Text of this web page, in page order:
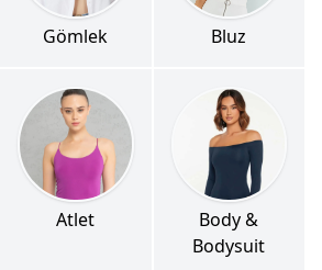
Gömlek Bluz
Atlet
Body &
Bodysuit